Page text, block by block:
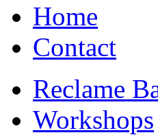
Home
Contact
Reclame
Workshops